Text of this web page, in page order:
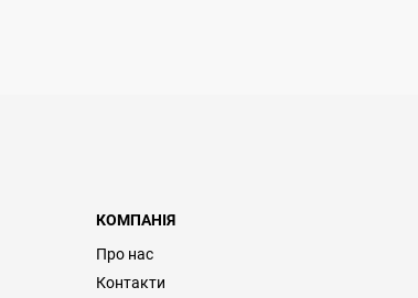
КОМПАНІЯ
Про нас
Контакти